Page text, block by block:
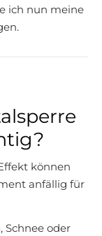
ich nun meine
können
anfällig für
Schnee oder